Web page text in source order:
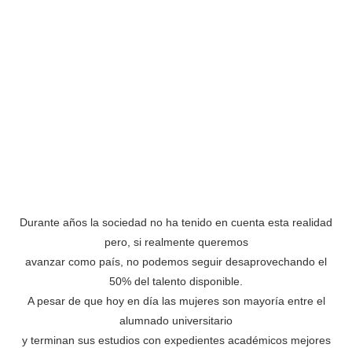
Durante años la sociedad no ha tenido en cuenta esta realidad
pero, si realmente queremos
avanzar como país, no podemos seguir desaprovechando el
50% del talento disponible.
A pesar de que hoy en día las mujeres son mayoría entre el
alumnado universitario
y terminan sus estudios con expedientes académicos mejores